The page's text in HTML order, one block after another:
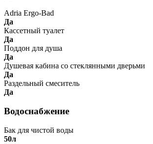
Adria Ergo-Bad
Да
Кассетный туалет
Да
Поддон для душа
Да
Душевая кабина со стеклянными дверьми
Да
Раздельный смеситель
Да
Водоснабжение
Бак для чистой воды
50л